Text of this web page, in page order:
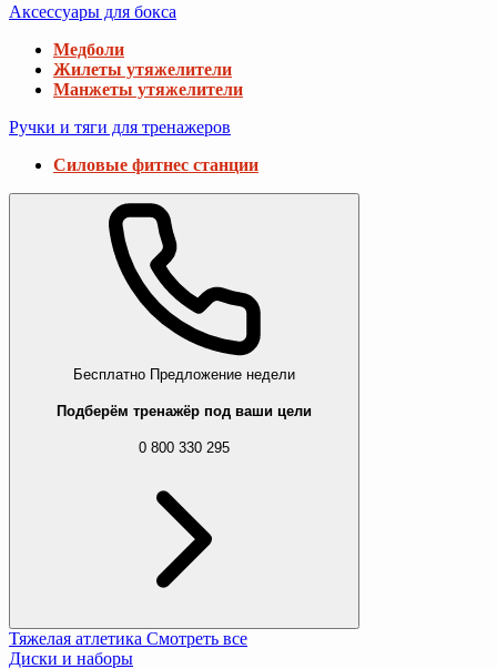
Аксессуары для бокса
Медболи
Жилеты утяжелители
Манжеты утяжелители
Ручки и тяги для тренажеров
Силовые фитнес станции
Бесплатно Предложение недели
Подберём тренажёр под ваши цели
0 800 330 295
Тяжелая атлетика Смотреть все
Диски и наборы